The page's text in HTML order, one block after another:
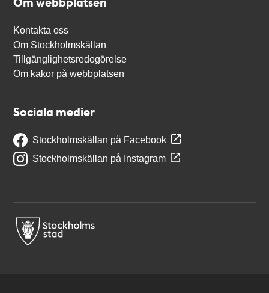
Kontakta oss
Om Stockholmskällan
Tillgänglighetsredogörelse
Om kakor på webbplatsen
Sociala medier
Stockholmskällan på Facebook
Stockholmskällan på Instagram